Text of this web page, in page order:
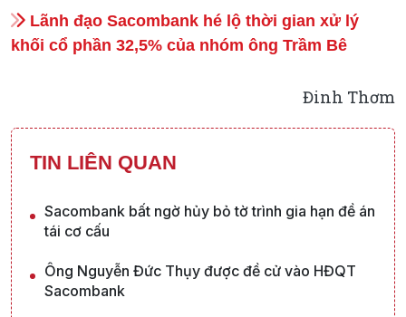
Lãnh đạo Sacombank hé lộ thời gian xử lý
khối cổ phần 32,5% của nhóm ông Trầm Bê
Đinh Thơm
TIN LIÊN QUAN
Sacombank bất ngờ hủy bỏ tờ trình gia hạn đề án
tái cơ cấu
Ông Nguyễn Đức Thụy được đề cử vào HĐQT
Sacombank